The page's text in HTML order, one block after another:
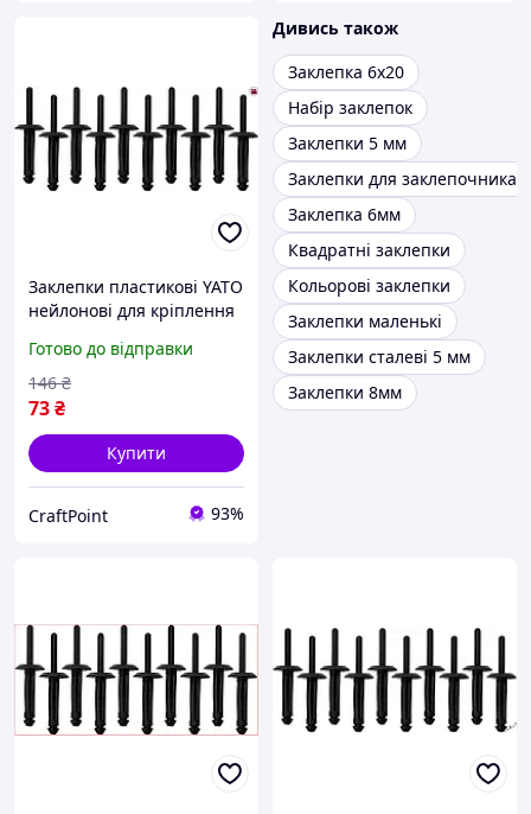
Заклепки пластикові YATO
нейлонові для кріплення
6.6x17.2 мм для ремонту
та будівництва
Готово до відправки
73₴
146 ₴
Купити
CraftPoint 93%
Дивись також
Заклепка 6х20
Набір заклепок
Заклепки 5 мм
Заклепки для заклепочника
Заклепка 6мм
Квадратні заклепки
Кольорові заклепки
Заклепки маленькі
Заклепки сталеві 5 мм
Заклепки 8мм